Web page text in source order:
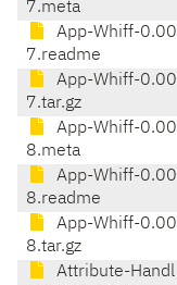
7.meta
App-Whiff-0.00
7.readme
App-Whiff-0.00
7.tar.gz
App-Whiff-0.00
8.meta
App-Whiff-0.00
8.readme
App-Whiff-0.00
8.tar.gz
Attribute-Handl